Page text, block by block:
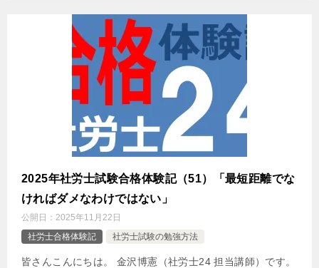
2025年社労士試験合格体験記（51）「最短距離でな
ければダメなわけではない」
公開日： 2025年11月22日
社労士合格体験記
社労士試験の勉強方法
皆さんこんにちは。 金沢博憲（社労士24 担当講師）です。